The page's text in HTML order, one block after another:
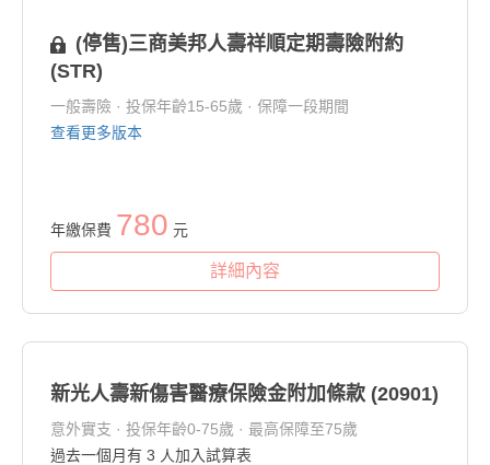
(停售)三商美邦人壽祥順定期壽險附約
(STR)
一般壽險 · 投保年齡15-65歲 · 保障一段期間
查看更多版本
年繳保費 780 元
詳細內容
新光人壽新傷害醫療保險金附加條款 (20901)
意外實支 · 投保年齡0-75歲 · 最高保障至75歲
過去一個月有 3 人加入試算表